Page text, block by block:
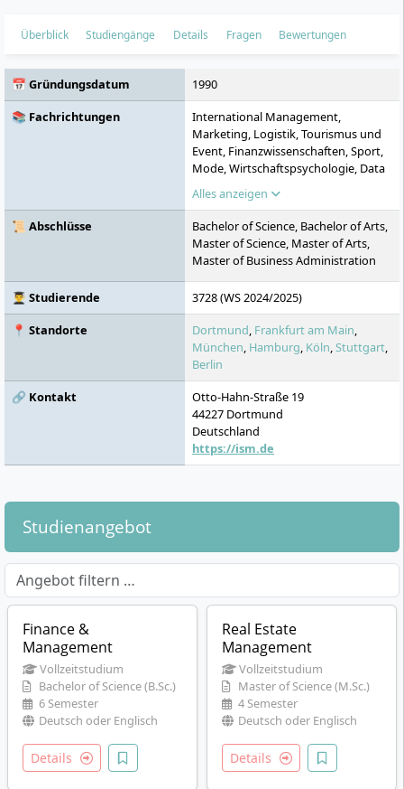
Überblick Studiengänge Details Fragen Bewertungen
📅 Gründungsdatum
1990
📚 Fachrichtungen
International Management,
Marketing, Logistik, Tourismus und
Event, Finanzwissenschaften, Sport,
Mode, Wirtschaftspsychologie, Data
Science & AI, MBA,
Immobilienwirtschaft,
Betriebswirtschaft
Alles anzeigen
📜 Abschlüsse
Bachelor of Science, Bachelor of Arts,
Master of Science, Master of Arts,
Master of Business Administration
👨‍🎓 Studierende
3728 (WS 2024/2025)
📍 Standorte
Dortmund, Frankfurt am Main,
München, Hamburg, Köln,Stuttgart,
Berlin
🔗 Kontakt
Otto-Hahn-Straße 19
44227 Dortmund
Deutschland
https://ism.de
Studienangebot
Finance &
Management
Vollzeitstudium
Bachelor of Science (B.Sc.)
6 Semester
Deutsch oder Englisch
Details
Real Estate
Management
Vollzeitstudium
Master of Science (M.Sc.)
4 Semester
Deutsch oder Englisch
Details